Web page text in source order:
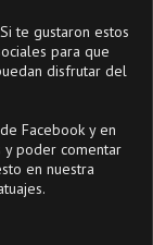
te gustaron estos
para que
disfrutar del
Facebook y en
y poder comentar
en nuestra